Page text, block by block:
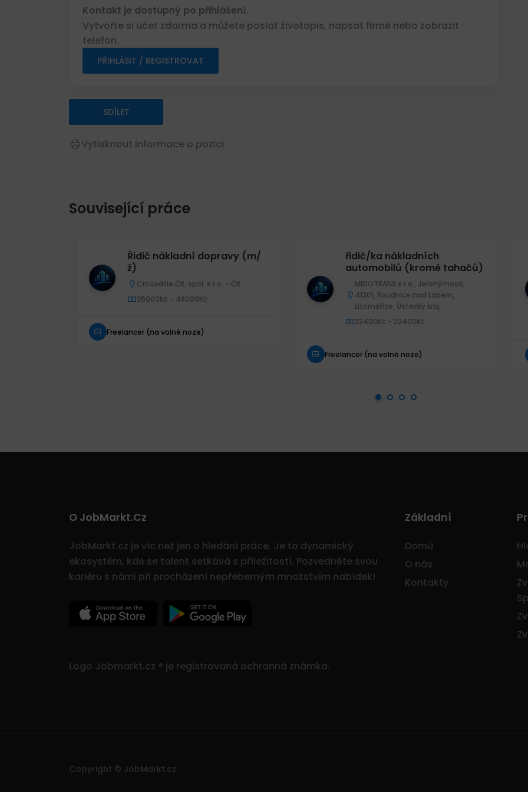
Kontakt je dostupný po přihlášení.
Vytvořte si účet zdarma a můžete poslat životopis, napsat firmě nebo zobrazit
telefon.
PŘIHLÁSIT / REGISTROVAT
SDÍLET
Vytisknout informace o pozici
Související práce
Řidič nákladní dopravy (m/
ž)
Crocodille ČR, spol. s r.o. - ČR
35000Kč - 48000Kč
Freelancer (na volné noze)
řidič/ka nákladních
automobilů (kromě tahačů)
MIDOTRANS s.r.o., Jeronýmova,
41301, Roudnice nad Labem,
Litoměřice, Ústecký kraj
22400Kč - 22400Kč
Freelancer (na volné noze)
O JobMarkt.cz
JobMarkt.cz je víc než jen o hledání práce. Je to dynamický
ekosystém, kde se talent setkává s příležitostí. Pozvedněte svou
kariéru s námi při procházení nepřeberným množstvím nabídek!
Logo Jobmarkt.cz ® je registrovaná ochranná známka.
Základní
Domů
O nás
Kontakty
Copyright © JobMarkt.cz.